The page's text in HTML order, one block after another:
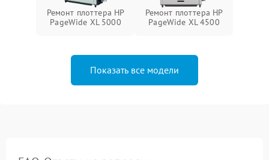
Ремонт плоттера HP
PageWide XL 5000
Ремонт плоттера HP
PageWide XL 4500
Показать все модели